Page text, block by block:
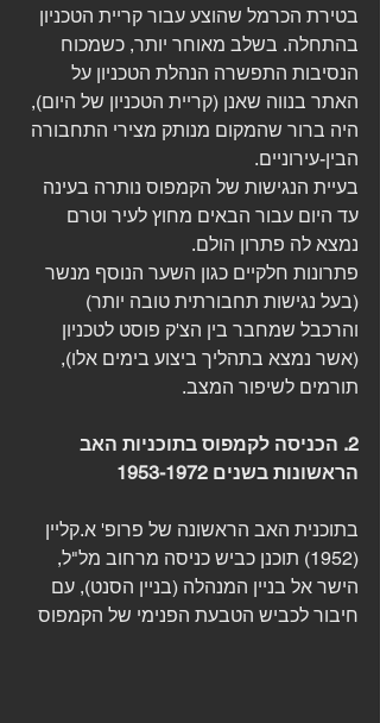
בטירת הכרמל שהוצע עבור קריית הטכניון
בהתחלה. בשלב מאוחר יותר, כשמכוח
הנסיבות התפשרה הנהלת הטכניון על
האתר בנווה שאנן (קריית הטכניון של היום),
היה ברור שהמקום מנותק מצירי התחבורה
הבין-עירוניים.
בעיית הנגישות של הקמפוס נותרה בעינה
עד היום עבור הבאים מחוץ לעיר וטרם
נמצא לה פתרון הולם.
פתרונות חלקיים כגון השער הנוסף מנשר
(בעל נגישות תחבורתית טובה יותר)
והרכבל שמחבר בין הצ'ק פוסט לטכניון
(אשר נמצא בתהליך ביצוע בימים אלו),
תורמים לשיפור המצב.
2. הכניסה לקמפוס בתוכניות האב
הראשונות בשנים 1953-1972
בתוכנית האב הראשונה של פרופ' א.קליין
(1952) תוכנן כביש כניסה מרחוב מל"ל,
הישר אל בניין המנהלה (בניין הסנט), עם
חיבור לכביש הטבעת הפנימי של הקמפוס